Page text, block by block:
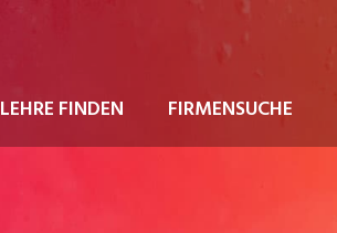
LEHRE FINDEN FIRMENSUCHE